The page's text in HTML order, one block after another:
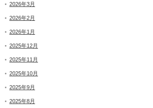
2026年3月
2026年2月
2026年1月
2025年12月
2025年11月
2025年10月
2025年9月
2025年8月